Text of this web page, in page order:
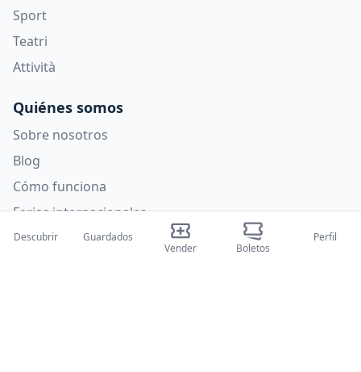
Sport
Teatri
Attività
Quiénes somos
Sobre nosotros
Blog
Cómo funciona
Ferias internacionales
Programa para creadores
Descubrir
Guardados
Vender
Boletos
Perfil